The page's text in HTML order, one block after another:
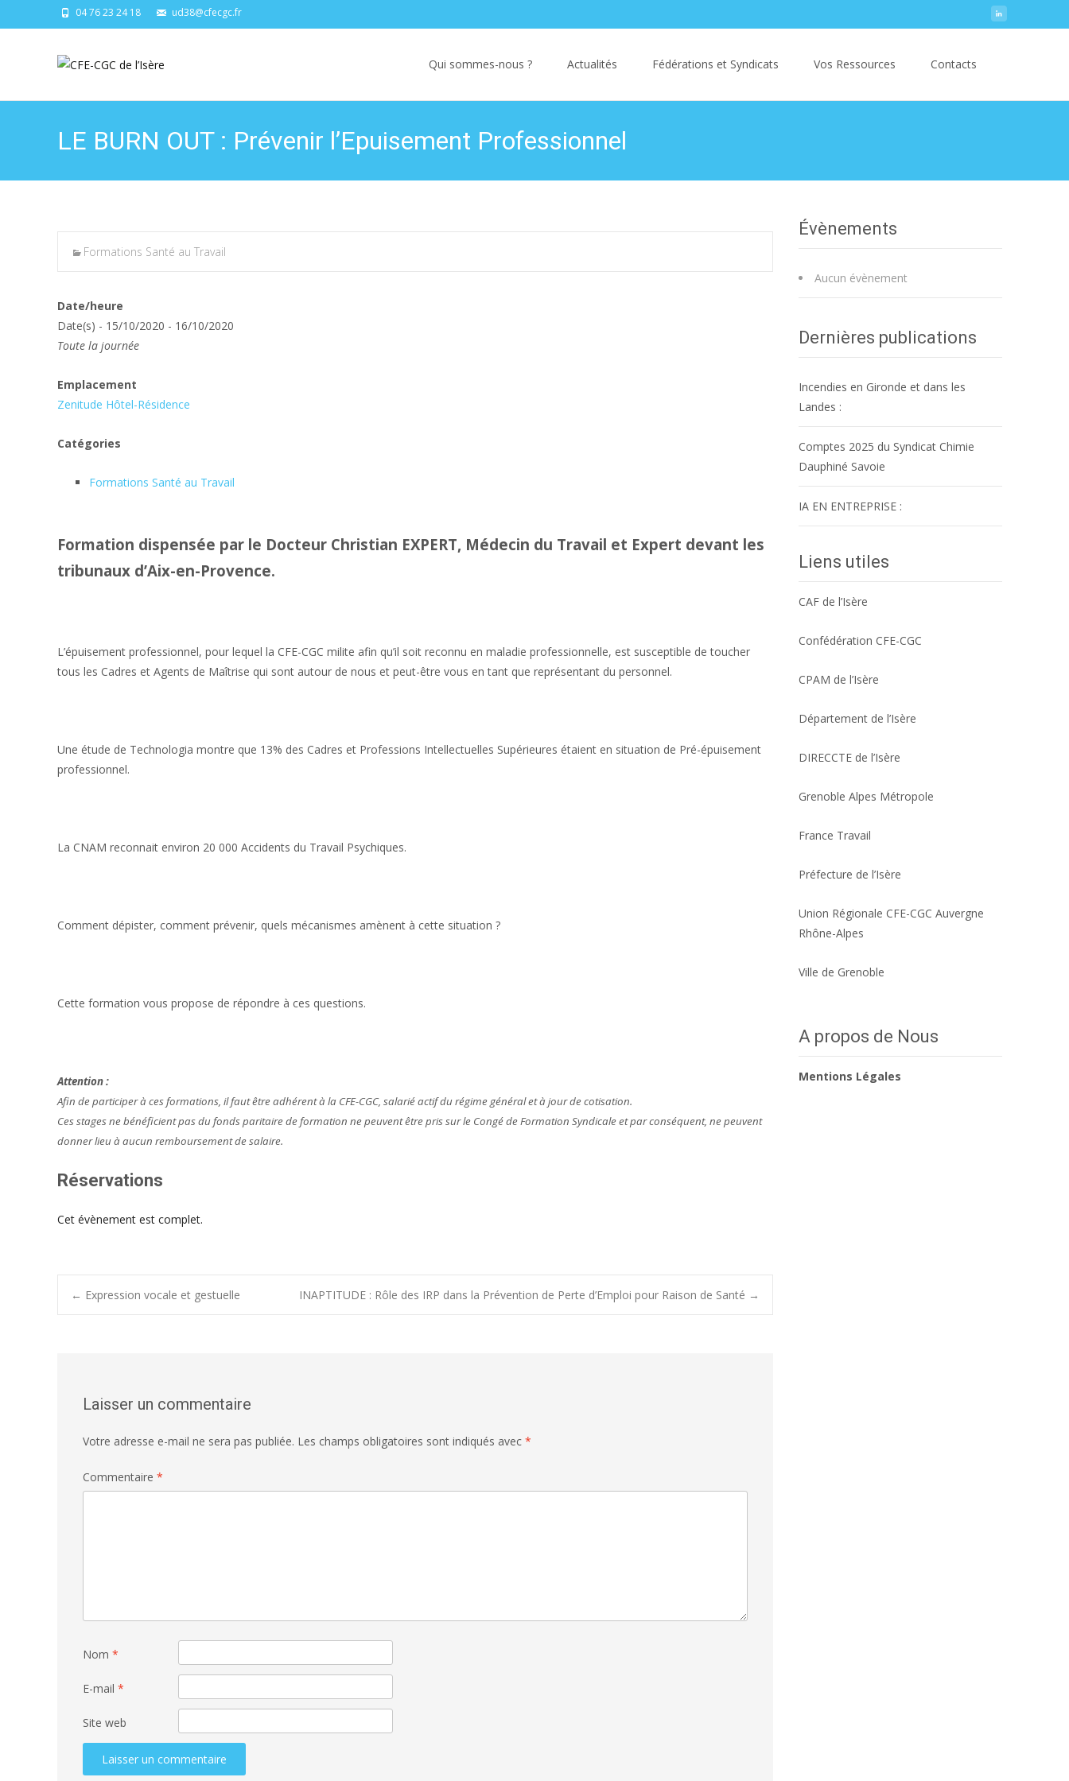
04 76 23 24 18 ud38@cfecgc.fr
Qui sommes-nous ? Actualités Fédérations et Syndicats Vos Ressources Contacts
LE BURN OUT : Prévenir l’Epuisement Professionnel
Formations Santé au Travail
Date/heure
Date(s) - 15/10/2020 - 16/10/2020
Toute la journée
Emplacement
Zenitude Hôtel-Résidence
Catégories
Formations Santé au Travail
Formation dispensée par le Docteur Christian EXPERT, Médecin du Travail et Expert devant les
tribunaux d’Aix-en-Provence.
L’épuisement professionnel, pour lequel la CFE-CGC milite afin qu’il soit reconnu en maladie professionnelle, est susceptible de toucher
tous les Cadres et Agents de Maîtrise qui sont autour de nous et peut-être vous en tant que représentant du personnel.
Une étude de Technologia montre que 13% des Cadres et Professions Intellectuelles Supérieures étaient en situation de Pré-épuisement
professionnel.
La CNAM reconnait environ 20 000 Accidents du Travail Psychiques.
Comment dépister, comment prévenir, quels mécanismes amènent à cette situation ?
Cette formation vous propose de répondre à ces questions.
Attention :
Afin de participer à ces formations, il faut être adhérent à la CFE-CGC, salarié actif du régime général et à jour de cotisation.
Ces stages ne bénéficient pas du fonds paritaire de formation ne peuvent être pris sur le Congé de Formation Syndicale et par conséquent, ne peuvent
donner lieu à aucun remboursement de salaire.
Réservations
Cet évènement est complet.
Post
← Expression vocale et gestuelle INAPTITUDE : Rôle des IRP dans la Prévention de Perte d’Emploi pour Raison de Santé →
Laisser un commentaire
Votre adresse e-mail ne sera pas publiée. Les champs obligatoires sont indiqués avec *
Commentaire *
Nom *
E-mail *
Site web
Évènements
Aucun évènement
Dernières publications
Incendies en Gironde et dans les
Landes :
Comptes 2025 du Syndicat Chimie
Dauphiné Savoie
IA EN ENTREPRISE :
Liens utiles
CAF de l’Isère
Confédération CFE-CGC
CPAM de l’Isère
Département de l’Isère
DIRECCTE de l’Isère
Grenoble Alpes Métropole
France Travail
Préfecture de l’Isère
Union Régionale CFE-CGC Auvergne
Rhône-Alpes
Ville de Grenoble
A propos de Nous
Mentions Légales